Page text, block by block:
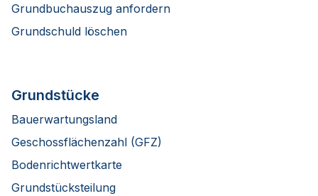
Grundbuchauszug anfordern
Grundschuld löschen
Grundstücke
Bauerwartungsland
Geschossflächenzahl (GFZ)
Bodenrichtwertkarte
Grundstücksteilung